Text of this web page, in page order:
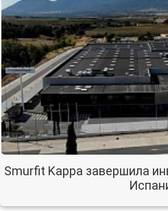
Smurfit Kappa завершила